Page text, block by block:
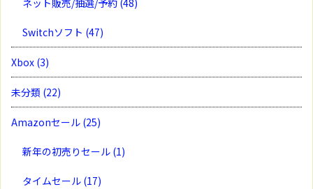
ネット販売/抽選/予約 (48)
Switchソフト (47)
Xbox (3)
未分類 (22)
Amazonセール (25)
新年の初売りセール (1)
タイムセール (17)